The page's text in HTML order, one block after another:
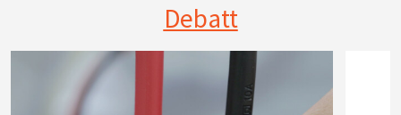
Debatt